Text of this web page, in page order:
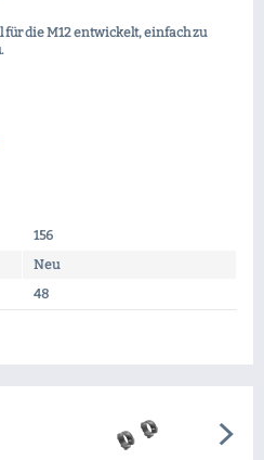
die M12 entwickelt, einfach zu
156
Neu
48